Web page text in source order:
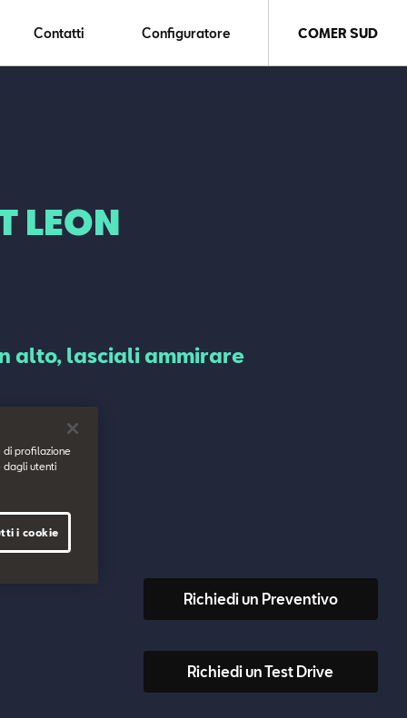
Contatti Configuratore COMER SUD
LEON
alto, lasciali ammirare
Richiedi un Preventivo
Richiedi un Test Drive
di profilazione
dagli utenti
i cookie